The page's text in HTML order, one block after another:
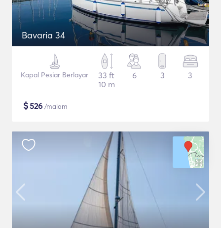
Bavaria 34
Kapal Pesiar Berlayar
33 ft
10 m
6 3 3
$526 /malam